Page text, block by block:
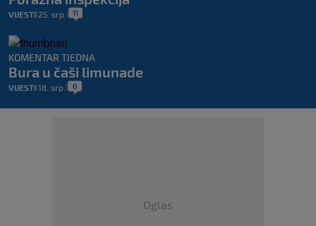
VIJESTI 25. srp. 11
KOMENTAR TJEDNA
Bura u čaši limunade
VIJESTI 18. srp. 0
Oglas